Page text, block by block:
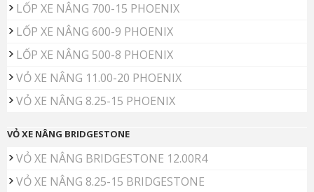
LỐP XE NÂNG 700-15 PHOENIX
LỐP XE NÂNG 600-9 PHOENIX
LỐP XE NÂNG 500-8 PHOENIX
VỎ XE NÂNG 11.00-20 PHOENIX
VỎ XE NÂNG 8.25-15 PHOENIX
VỎ XE NÂNG BRIDGESTONE
VỎ XE NÂNG BRIDGESTONE 12.00R4
VỎ XE NÂNG 8.25-15 BRIDGESTONE